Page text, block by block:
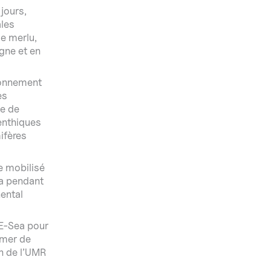
merlu,
et en
de
mobilisé
pendant
Sea pour
de
de l’UMR